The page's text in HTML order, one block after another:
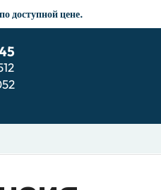
доступной цене.